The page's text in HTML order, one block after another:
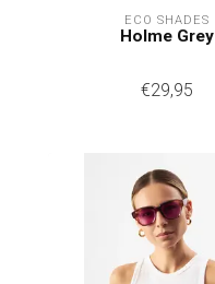
ECO SHADES
Holme Grey
€29,95